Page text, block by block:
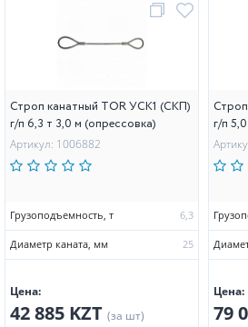
Строп канатный TOR УСК1 (СКП)
г/п 6,3 т 3,0 м (опрессовка)
Артикул: 1006882
Грузоподъемность, т 6,3
Диаметр каната, мм 25
Цена:
42 885 KZT (за шт)
г/п
Цена:
79